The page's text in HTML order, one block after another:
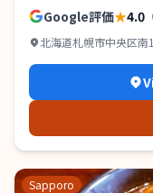
Google評価★4.0
北海道札幌市中央区
Sapporo